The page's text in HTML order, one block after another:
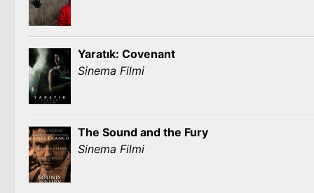
Yaratık: Covenant
Sinema Filmi
The Sound and the Fury
Sinema Filmi